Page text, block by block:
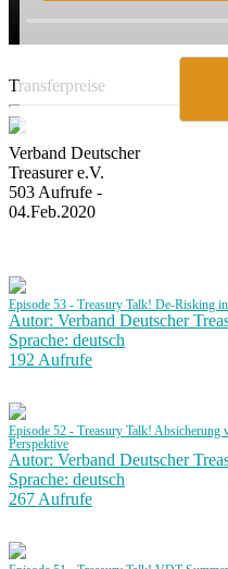
Transferpreise
Verband Deutscher
Treasurer e.V.
503 Aufrufe -
04.Feb.2020
Episode 53 - Treasury Talk! De-Risking
Autor: Verband Deutscher
Sprache: deutsch
192 Aufrufe
Episode 52 - Treasury Talk!
Perspektive
Autor: Verband Deutscher
Sprache: deutsch
267 Aufrufe